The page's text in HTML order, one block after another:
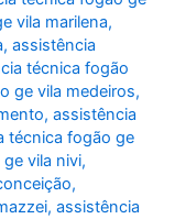
vila marilena,
,assistência
técnica fogão
ge vila medeiros,
,assistência
técnica fogão ge
vila nivi,
,
,assistência